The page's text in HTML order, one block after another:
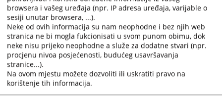
browsera i vašeg uređaja (npr. IP adresa uređaja, varijable o
sesiji unutar browsera, ...).
Neke od ovih informacija su nam neophodne i bez njih web
stranica ne bi mogla fukcionisati u svom punom obimu, dok
neke nisu prijeko neophodne a služe za dodatne stvari (npr.
procjenu nivoa posjećenosti, budućeg usavršavanja
stranice...).
Na ovom mjestu možete dozvoliti ili uskratiti pravo na
korištenje tih informacija.